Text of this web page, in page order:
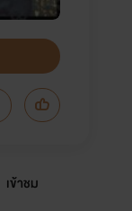
เข้าชม